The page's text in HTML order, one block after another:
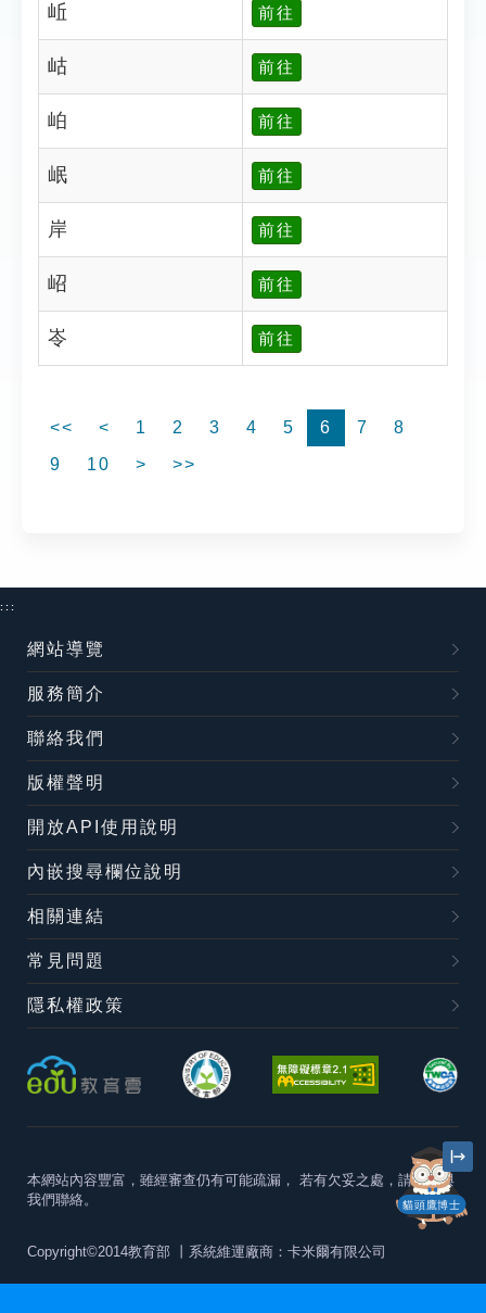
岴 前往
岵 前往
岶 前往
岷 前往
岸 前往
岹 前往
岺 前往
<< < 1 2 3 4 5 6 7
8
9
10 > >>
貓頭鷹博士
:::
網站導覽
服務簡介
聯絡我們
版權聲明
開放API使用說明
內嵌搜尋欄位說明
相關連結
常見問題
隱私權政策
本網站內容豐富，雖經審查仍有可能疏漏， 若有欠妥之處，請隨時與
我們聯絡。
Copyright©2014教育部 丨系統維運廠商：卡米爾有限公司